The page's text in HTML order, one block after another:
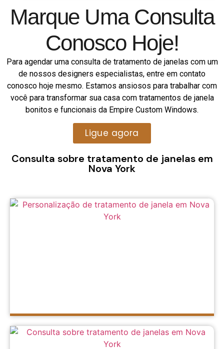
Marque Uma Consulta
Conosco Hoje!
Para agendar uma consulta de tratamento de janelas com um
de nossos designers especialistas, entre em contato
conosco hoje mesmo. Estamos ansiosos para trabalhar com
você para transformar sua casa com tratamentos de janela
bonitos e funcionais da Empire Custom Windows.
Ligue agora
Consulta sobre tratamento de janelas em
Nova York